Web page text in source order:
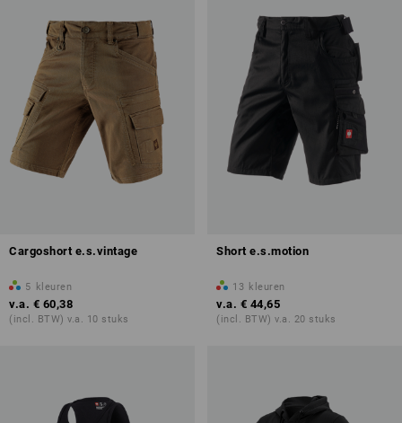
Cargoshort e.s.vintage
5 kleuren
v.a. € 60,38
(incl. BTW) v.a. 10 stuks
Short e.s.motion
13 kleuren
v.a. € 44,65
(incl. BTW) v.a. 20 stuks